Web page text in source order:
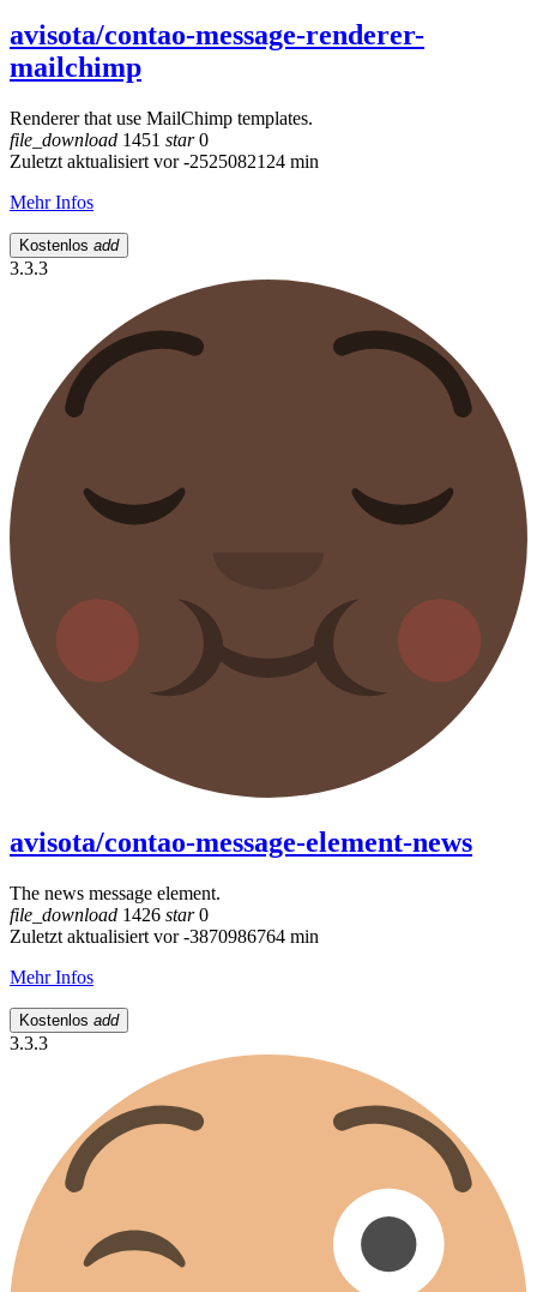
avisota/contao-message-renderer-
mailchimp
Renderer that use MailChimp templates.
file_download 1451 star0
Zuletzt aktualisiert vor -2525082124 min
Mehr Infos
Kostenlos add
3.3.3
avisota/contao-message-element-news
The news message element.
file_download 1426 star0
Zuletzt aktualisiert vor -3870986764 min
Mehr Infos
Kostenlos add
3.3.3